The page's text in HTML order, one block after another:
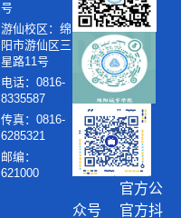
号
游仙校区：绵
阳市游仙区三
星路11号
电话：0816-
8335587
传真：0816-
6285321
邮编：
621000
官方公
众号 官方抖